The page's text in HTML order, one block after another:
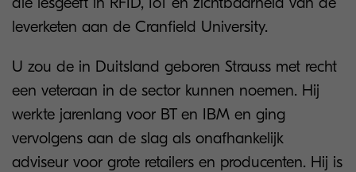
leverketen aan de Cranfield University.
U zou de in Duitsland geboren Strauss met recht
een veteraan in de sector kunnen noemen. Hij
werkte jarenlang voor BT en IBM en ging
vervolgens aan de slag als onafhankelijk
adviseur voor grote retailers en producenten. Hij is